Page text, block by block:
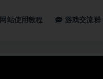
网站使用教程 游戏交流群